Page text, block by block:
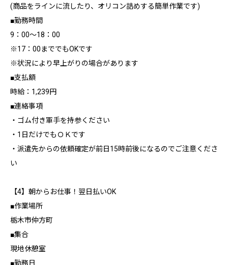
(商品をラインに流したり、オリコン詰めする簡単作業です)
■勤務時間
9：00～18：00
※17：00まででもOKです
※状況により早上がりの場合があります
■支払額
時給：1,239円
■連絡事項
・ゴム付き軍手を持参ください
・1日だけでもＯＫです
・派遣先からの依頼確定が前日15時前後になるのでご注意くださ
い
【4】朝からお仕事！翌日払いOK
■作業場所
栃木市仲方町
■集合
現地休憩室
■勤務日